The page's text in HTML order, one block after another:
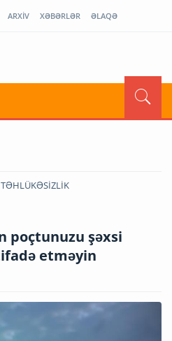
ARXİV XƏBƏRLƏR ƏLAQƏ
TƏHLÜKƏSİZLİK
poçtunuzu şəxsi
etməyin